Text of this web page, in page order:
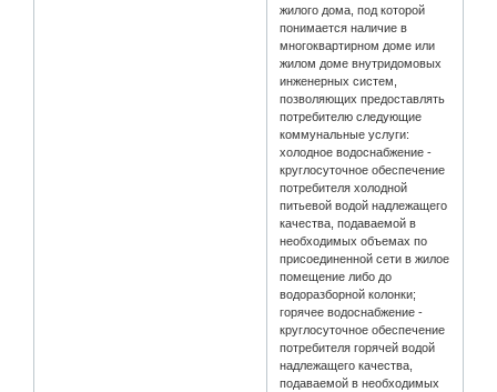
жилого дома, под которой
понимается наличие в
многоквартирном доме или
жилом доме внутридомовых
инженерных систем,
позволяющих предоставлять
потребителю следующие
коммунальные услуги:
холодное водоснабжение -
круглосуточное обеспечение
потребителя холодной
питьевой водой надлежащего
качества, подаваемой в
необходимых объемах по
присоединенной сети в жилое
помещение либо до
водоразборной колонки;
горячее водоснабжение -
круглосуточное обеспечение
потребителя горячей водой
надлежащего качества,
подаваемой в необходимых